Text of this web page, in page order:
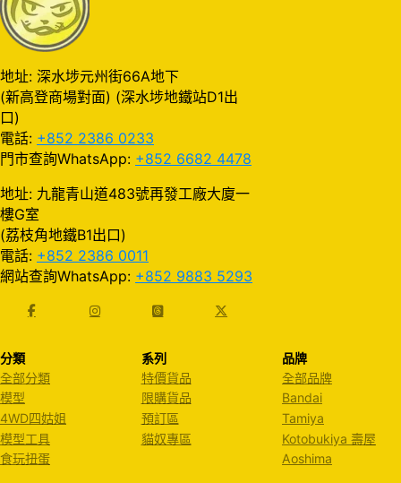
地址: 深水埗元州街66A地下
(新高登商場對面) (深水埗地鐵站D1出
口)
電話: +852 2386 0233
門市查詢WhatsApp: +852 6682 4478
地址: 九龍青山道483號再發工廠大廈一
樓G室
(荔枝角地鐵B1出口)
電話: +852 2386 0011
網站查詢WhatsApp: +852 9883 5293
分類
全部分類
模型
4WD四姑姐
模型工具
食玩扭蛋
系列
特價貨品
限購貨品
預訂區
貓奴專區
品牌
全部品牌
Bandai
Tamiya
Kotobukiya 壽屋
Aoshima